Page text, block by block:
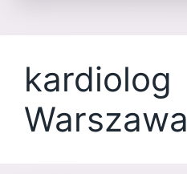
kardiolog
Warszawa